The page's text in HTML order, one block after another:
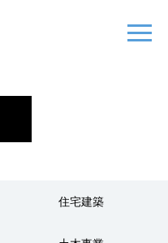
住宅建築